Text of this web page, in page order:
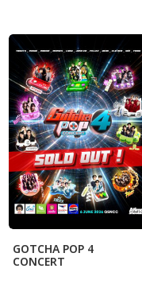
GOTCHA POP 4
CONCERT